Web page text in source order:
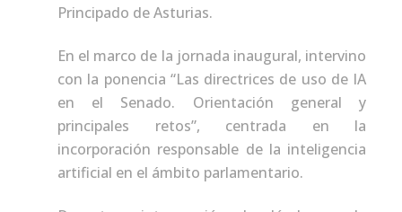
Principado de Asturias.
En el marco de la jornada inaugural, intervino
con la ponencia “Las directrices de uso de IA
en el Senado. Orientación general y
principales retos”, centrada en la
incorporación responsable de la inteligencia
artificial en el ámbito parlamentario.